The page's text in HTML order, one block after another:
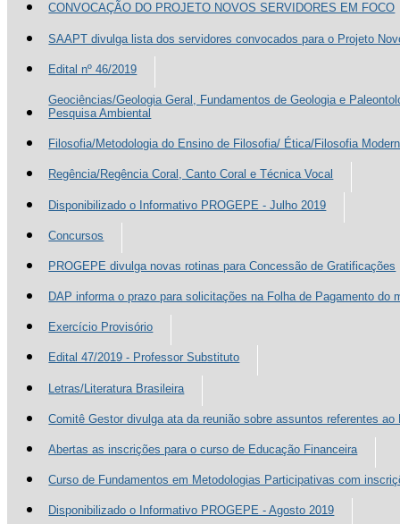
CONVOCAÇÃO DO PROJETO NOVOS SERVIDORES EM FOCO
SAAPT divulga lista dos servidores convocados para o Projeto
Edital nº 46/2019
Geociências/Geologia Geral, Fundamentos de Geologia e
Pesquisa Ambiental
Filosofia/Metodologia do Ensino de Filosofia/ Ética/Filosofia
Regência/Regência Coral, Canto Coral e Técnica Vocal
Disponibilizado o Informativo PROGEPE - Julho 2019
Concursos
PROGEPE divulga novas rotinas para Concessão de Gratificações
DAP informa o prazo para solicitações na Folha de Pagamento do
Exercício Provisório
Edital 47/2019 - Professor Substituto
Letras/Literatura Brasileira
Comitê Gestor divulga ata da reunião sobre assuntos referentes ao
Abertas as inscrições para o curso de Educação Financeira
Curso de Fundamentos em Metodologias Participativas com
Disponibilizado o Informativo PROGEPE - Agosto 2019